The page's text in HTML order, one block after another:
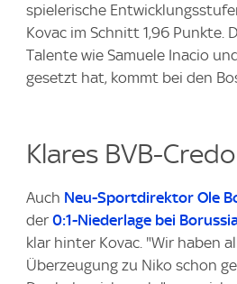
spielerische
Kovac im Schnitt 1,96 Punkte.
Talente wie Samuele Inacio
gesetzt hat, kommt bei den
Klares BVB-Credo
Auch Neu-Sportdirektor Ole
der 0:1-Niederlage bei
klar hinter Kovac. "Wir haben
Überzeugung zu Niko schon